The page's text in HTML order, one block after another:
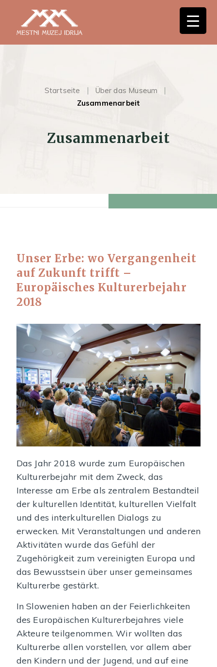
Startseite
Über das Museum
Zusammenarbeit
Zusammenarbeit
Unser Erbe: wo Vergangenheit
auf Zukunft trifft –
Europäisches Kulturerbejahr
2018
Das Jahr 2018 wurde zum Europäischen
Kulturerbejahr mit dem Zweck, das
Interesse am Erbe als zentralem Bestandteil
der kulturellen Identität, kulturellen Vielfalt
und des interkulturellen Dialogs zu
erwecken. Mit Veranstaltungen und anderen
Aktivitäten wurde das Gefühl der
Zugehörigkeit zum vereinigten Europa und
das Bewusstsein über unser gemeinsames
Kulturerbe gestärkt.
In Slowenien haben an der Feierlichkeiten
des Europäischen Kulturerbejahres viele
Akteure teilgenommen. Wir wollten das
Kulturerbe allen vorstellen, vor allem aber
den Kindern und der Jugend, und auf eine